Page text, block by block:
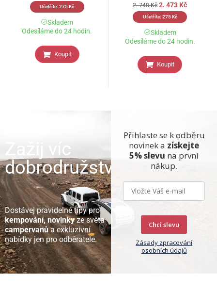
Ušetříte: 275Kč
Skladem
Odesíláme do 24 hodin.
Koupit
2. 748Kč 2. 473 Kč
Ušetříte: 275Kč
Skladem
Odesíláme do 24 hodin.
Koupit
Zažij víc
dobrodružství
Dostávej pravidelné tipy pro
kempování, novinkyze světa
campervanůa exkluzivní
nabídky jen pro odběratele.
Přihlaste se k odběru
novinek a získejte
5% slevu na první
nákup.
Chci slevu
Zásady zpracování
osobních údajů